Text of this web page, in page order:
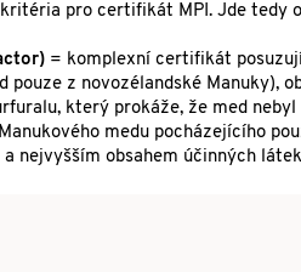
pro certifikát MPI. Jde tedy
= komplexní certifikát
pouze z novozélandské Manuky),
který prokáže, že med
medu pocházejícího
nejvyšším obsahem účinných